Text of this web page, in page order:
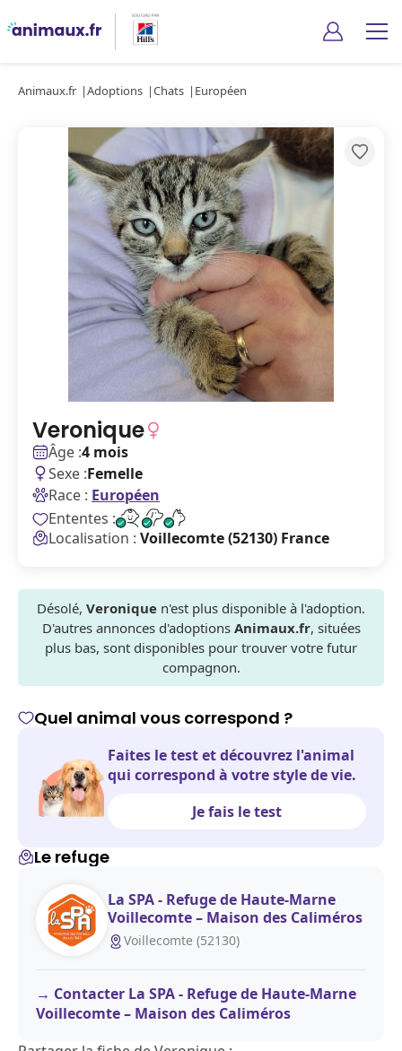
Animaux.fr Adoptions Chats Européen
Veronique
Âge :4 mois
Sexe :Femelle
Race : Européen
Ententes :
Localisation : Voillecomte (52130) France
Désolé, Veronique n'est plus disponible à l'adoption.
D'autres annonces d'adoptions Animaux.fr, situées
plus bas, sont disponibles pour trouver votre futur
compagnon.
Quel animal vous correspond ?
Faites le test et découvrez l'animal
qui correspond à votre style de vie.
Je fais le test
Le refuge
La SPA - Refuge de Haute-Marne
Voillecomte – Maison des Caliméros
Voillecomte (52130)
Contacter La SPA - Refuge de Haute-Marne
Voillecomte – Maison des Caliméros